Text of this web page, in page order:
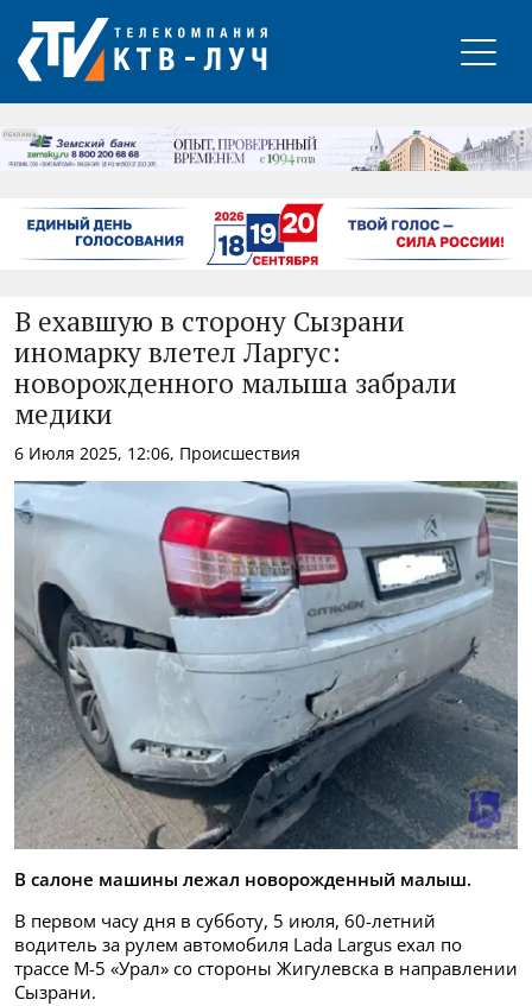
РЕКЛАМА
В ехавшую в сторону Сызрани
иномарку влетел Ларгус:
новорожденного малыша забрали
медики
6 Июля 2025, 12:06, Происшествия
В салоне машины лежал новорожденный малыш.
В первом часу дня в субботу, 5 июля, 60-летний
водитель за рулем автомобиля Lada Largus ехал по
трассе М-5 «Урал» со стороны Жигулевска в направлении
Сызрани.